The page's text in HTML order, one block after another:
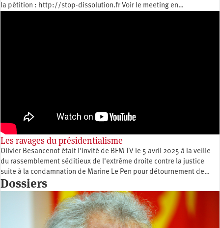
la pétition : http://stop-dissolution.fr Voir le meeting en…
Les ravages du présidentialisme
Olivier Besancenot était l'invité de BFM TV le 5 avril 2025 à la veille
du rassemblement séditieux de l'extrême droite contre la justice
suite à la condamnation de Marine Le Pen pour détournement de…
Dossiers